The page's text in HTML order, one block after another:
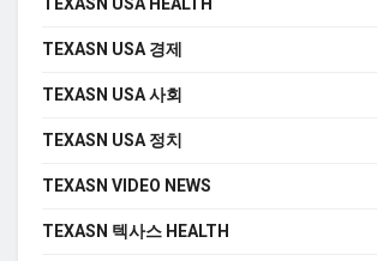
TEXASN USA 경제
TEXASN USA 사회
TEXASN USA 정치
TEXASN VIDEO NEWS
TEXASN 텍사스 HEALTH